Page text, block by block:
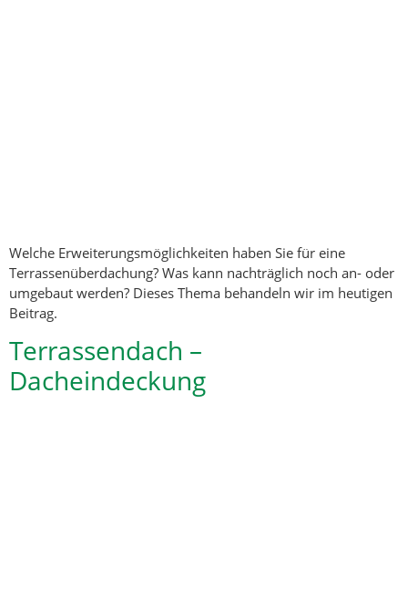
Welche Erweiterungsmöglichkeiten haben Sie für eine
Terrassenüberdachung? Was kann nachträglich noch an- oder
umgebaut werden? Dieses Thema behandeln wir im heutigen
Beitrag.
Terrassendach –
Dacheindeckung